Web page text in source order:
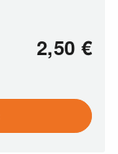
2,50 €